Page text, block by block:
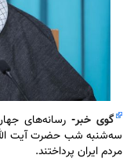
گوی خبر- رسانه‌های
سه‌شنبه شب حضرت آیت
مردم ایران پرداختند.